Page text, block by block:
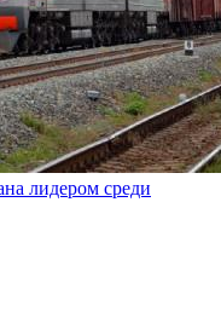
лидером среди